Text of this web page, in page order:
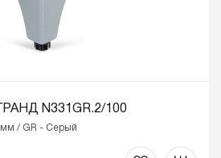
N331GR.2/100
мм / GR - Серый